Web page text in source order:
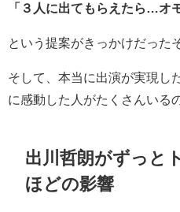
「３人に出てもらえたら…オ
という提案がきっかけだった
そして、本当に出演が実現し
に感動した人がたくさんいる
出川哲朗がずっと
ほどの影響